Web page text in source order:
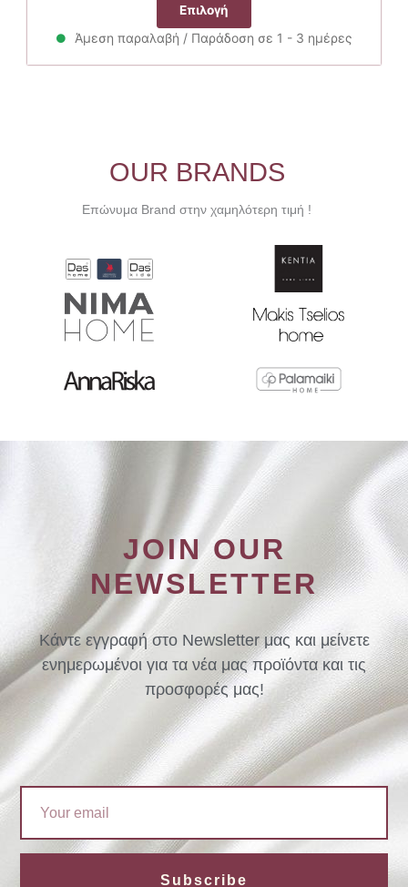
Επιλογή
προϊόν
έχει
μπορούν
να
επιλεγούν
σελίδα
προϊόντος
Άμεση παραλαβή / Παράδοση σε 1 - 3 ημέρες
OUR BRANDS
Επώνυμα Brand στην χαμηλότερη τιμή !
JOIN OUR
NEWSLETTER
Κάντε εγγραφή στο Newsletter μας και μείνετε
ενημερωμένοι για τα νέα μας προϊόντα και τις
προσφορές μας!
Subscribe